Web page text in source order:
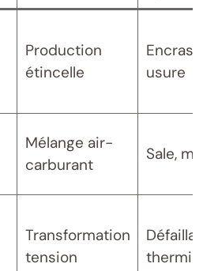
Production
étincelle
usure
Mélange air-
carburant
Sale, mal
Transformation
tension
thermique